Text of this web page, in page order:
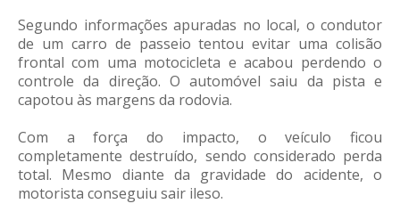
Segundo informações apuradas no local, o condutor
de um carro de passeio tentou evitar uma colisão
frontal com uma motocicleta e acabou perdendo o
controle da direção. O automóvel saiu da pista e
capotou às margens da rodovia.
Com a força do impacto, o veículo ficou
completamente destruído, sendo considerado perda
total. Mesmo diante da gravidade do acidente, o
motorista conseguiu sair ileso.